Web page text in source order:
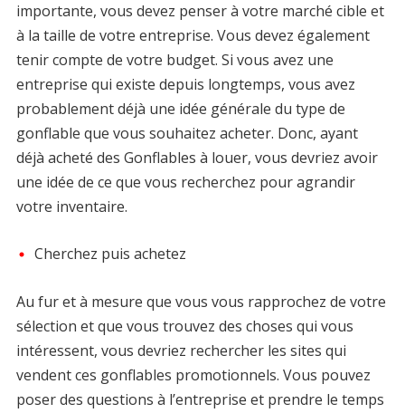
importante, vous devez penser à votre marché cible et
à la taille de votre entreprise. Vous devez également
tenir compte de votre budget. Si vous avez une
entreprise qui existe depuis longtemps, vous avez
probablement déjà une idée générale du type de
gonflable que vous souhaitez acheter. Donc, ayant
déjà acheté des Gonflables à louer, vous devriez avoir
une idée de ce que vous recherchez pour agrandir
votre inventaire.
Cherchez puis achetez
Au fur et à mesure que vous vous rapprochez de votre
sélection et que vous trouvez des choses qui vous
intéressent, vous devriez rechercher les sites qui
vendent ces gonflables promotionnels. Vous pouvez
poser des questions à l’entreprise et prendre le temps